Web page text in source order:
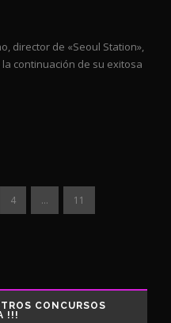
director de «Seoul Station»,
la continuación de su exitosa
4 … 11
CONCURSOS
!!!